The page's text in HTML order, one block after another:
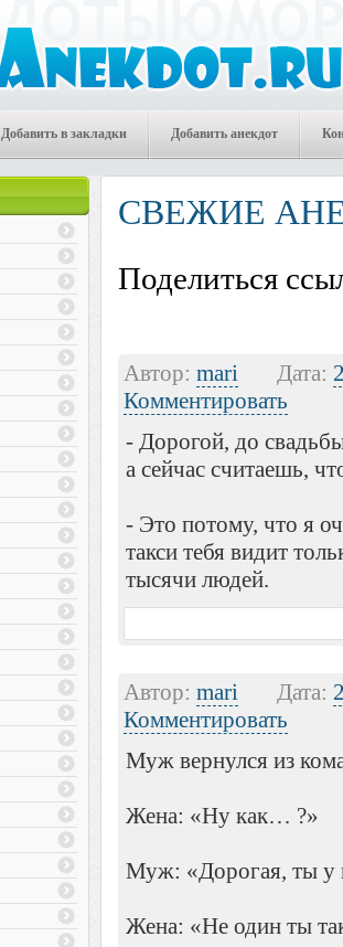
Добавить в закладки Добавить анекдот
СВЕЖИЕ
Поделиться
Автор: mari Дата:
Комментировать
- Дорогой, до
а сейчас считаешь,
- Это потому, что я
такси тебя видит
тысячи людей.
Автор: mari Дата:
Комментировать
Муж вернулся из
Жена: «Ну как… ?»
Муж: «Дорогая, ты у
Жена: «Не один ты